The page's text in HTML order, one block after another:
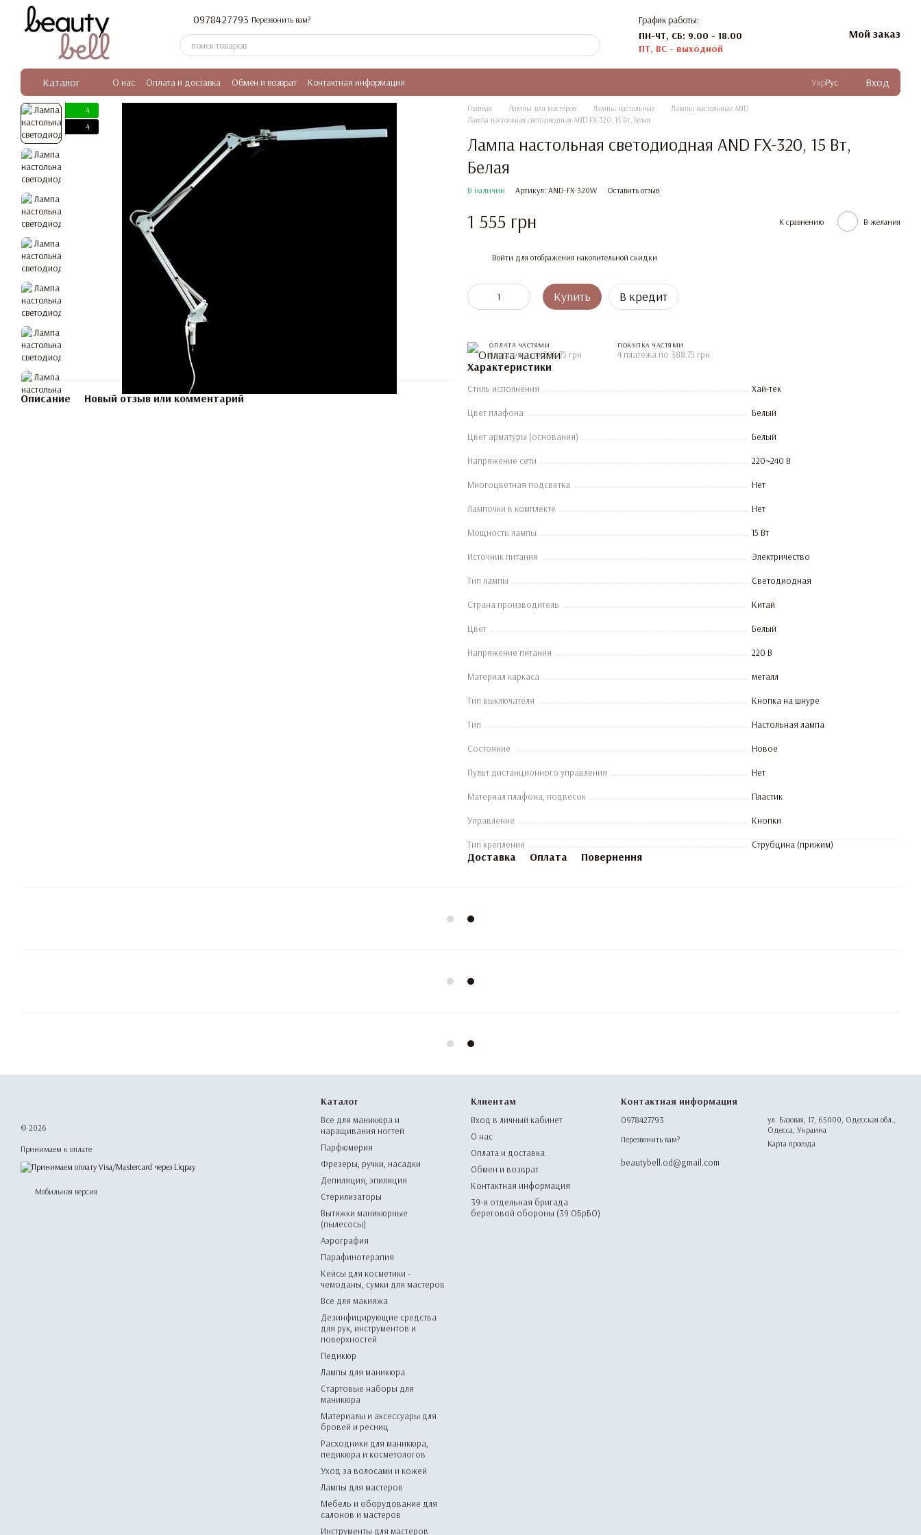
Перейти к основному контенту
0978427793 Перезвонить вам?
График работы:
ПН-ЧТ, СБ: 9.00 - 18.00
ПТ, ВС - выходной
Мой заказ
Каталог О нас Оплата и доставка Обмен и возврат Контактная информация УкрРус Вход
4
4
Описание Новый отзыв или комментарий
Главная Лампы для мастеров Лампы настольные
Лампы настольные AND
Лампа настольная светодиодная AND FX-320, 15 Вт, Белая
Лампа настольная светодиодная AND FX-320, 15 Вт,
Белая
В наличии Артикул: AND-FX-320W Оставить отзыв
1 555 грн К сравнению В желания
Войти для отображения накопительной скидки
Купить В кредит
ОПЛАТА ЧАСТЯМИ
4 платежа по 388.75 грн
ПОКУПКА ЧАСТЯМИ
4 платежа по 388.75 грн
Характеристики
Стиль исполнения Хай-тек
Цвет плафона Белый
Цвет арматуры (основания) Белый
Напряжение сети 220~240 В
Многоцветная подсветка Нет
Лампочки в комплекте Нет
Мощность лампы 15 Вт
Источник питания Электричество
Тип лампы Светодиодная
Страна производитель Китай
Цвет Белый
Напряжение питания 220 В
Материал каркаса металл
Тип выключателя Кнопка на шнуре
Тип Настольная лампа
Состояние Новое
Пульт дистанционного управления Нет
Материал плафона, подвесок Пластик
Управление Кнопки
Тип крепления Струбцина (прижим)
Доставка Оплата Повернення
© 2026
Принимаем к оплате
Мобильная версия
Каталог
Все для маникюра и
наращивания ногтей
Парфюмерия
Фрезеры, ручки, насадки
Депиляция, эпиляция
Стерилизаторы
Вытяжки маникюрные
(пылесосы)
Аэрография
Парафинотерапия
Кейсы для косметики -
чемоданы, сумки для мастеров
Все для макияжа
Дезинфицирующие средства
для рук, инструментов и
поверхностей
Педикюр
Лампы для маникюра
Стартовые наборы для
маникюра
Материалы и аксессуары для
бровей и ресниц
Расходники для маникюра,
педикюра и косметологов
Уход за волосами и кожей
Лампы для мастеров
Мебель и оборудование для
салонов и мастеров
Инструменты для мастеров
Клиентам
Вход в личный кабинет
О нас
Оплата и доставка
Обмен и возврат
Контактная информация
39-я отдельная бригада
береговой обороны (39 ОБрБО)
Контактная информация
0978427793
Перезвонить вам?
beautybell.od@gmail.com
ул. Базовая, 17, 65000, Одесская обл.,
Одесса, Украина
Карта проезда